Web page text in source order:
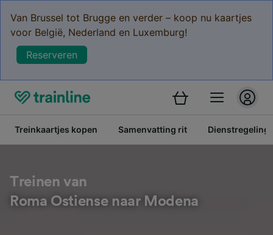
Van Brussel tot Brugge en verder – koop nu kaartjes
voor België, Nederland en Luxemburg!
Reserveren
Treinkaartjes kopen Samenvatting rit Dienstregeling
Treinen van
Roma Ostiense naar Modena